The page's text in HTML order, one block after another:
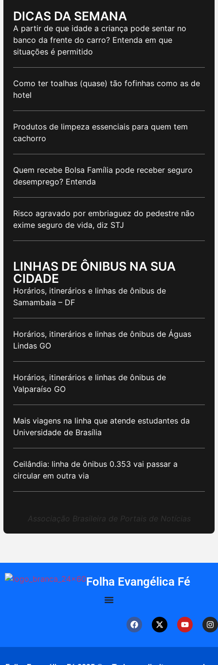
DICAS DA SEMANA
A partir de que idade a criança pode sentar no
banco da frente do carro? Entenda em que
situações é permitido
Como ter toalhas (quase) tão fofinhas como as de
hotel
Produtos de limpeza essenciais para quem tem
cachorro
Quem recebe Bolsa Família pode receber seguro
desemprego? Entenda
Risco agravado por embriaguez do pedestre não
exime seguro de vida, diz STJ
LINHAS DE ÔNIBUS NA SUA
CIDADE
Horários, itinerários e linhas de ônibus de
Samambaia – DF
Horários, itinerários e linhas de ônibus de Águas
Lindas GO
Horários, itinerários e linhas de ônibus de
Valparaíso GO
Mais viagens na linha que atende estudantes da
Universidade de Brasília
Ceilândia: linha de ônibus 0.353 vai passar a
circular em outra via
Associação Brasileira de Portais de Notícias
Folha Evangélica Fé